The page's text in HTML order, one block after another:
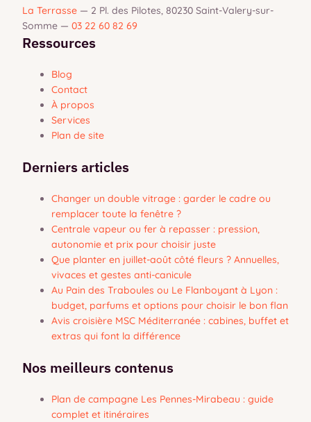
La Terrasse — 2 Pl. des Pilotes, 80230 Saint-Valery-sur-
Somme — 03 22 60 82 69
Ressources
Blog
Contact
À propos
Services
Plan de site
Derniers articles
Changer un double vitrage : garder le cadre ou
remplacer toute la fenêtre ?
Centrale vapeur ou fer à repasser : pression,
autonomie et prix pour choisir juste
Que planter en juillet-août côté fleurs ? Annuelles,
vivaces et gestes anti-canicule
Au Pain des Traboules ou Le Flanboyant à Lyon :
budget, parfums et options pour choisir le bon flan
Avis croisière MSC Méditerranée : cabines, buffet et
extras qui font la différence
Nos meilleurs contenus
Plan de campagne Les Pennes-Mirabeau : guide
complet et itinéraires